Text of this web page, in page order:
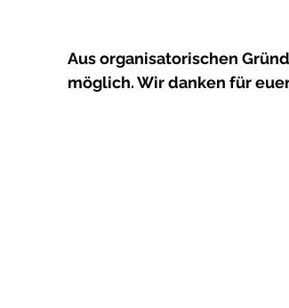
Aus organisatorischen
möglich. Wir danken für